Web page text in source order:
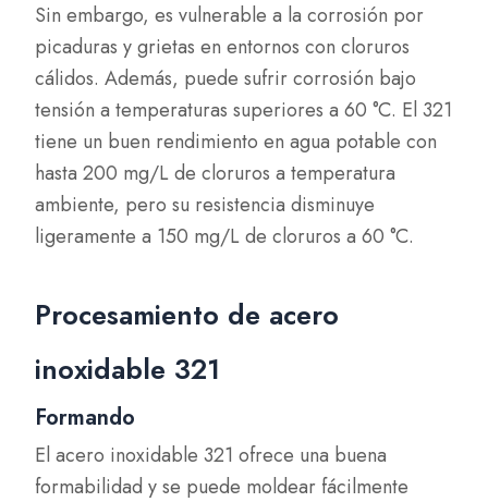
Sin embargo, es vulnerable a la corrosión por
picaduras y grietas en entornos con cloruros
cálidos. Además, puede sufrir corrosión bajo
tensión a temperaturas superiores a 60 °C. El 321
tiene un buen rendimiento en agua potable con
hasta 200 mg/L de cloruros a temperatura
ambiente, pero su resistencia disminuye
ligeramente a 150 mg/L de cloruros a 60 °C.
Procesamiento de acero
inoxidable 321
Formando
El acero inoxidable 321 ofrece una buena
formabilidad y se puede moldear fácilmente